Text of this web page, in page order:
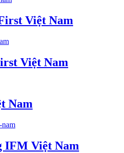
Việt Nam
Việt Nam
Nam
IFM Việt Nam